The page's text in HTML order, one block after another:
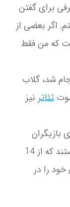
برای گفتن
اگر بعضی از
که من فقط
شد، گلاب
تئاتر نیز
بازیگران
«به یک قاتل ساده نیازمندیم» هستند که از 14
خود را در